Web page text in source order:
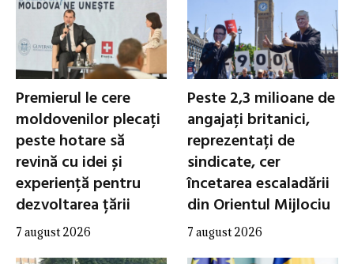
Premierul le cere
moldovenilor plecați
peste hotare să
revină cu idei și
experiență pentru
dezvoltarea țării
7 august 2026
Peste 2,3 milioane de
angajați britanici,
reprezentați de
sindicate, cer
încetarea escaladării
din Orientul Mijlociu
7 august 2026